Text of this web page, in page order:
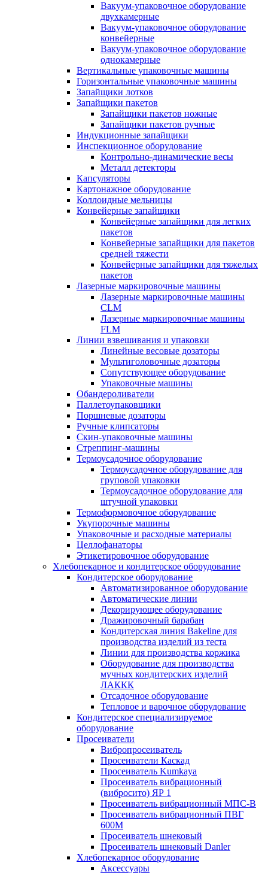
Вакуум-упаковочное оборудование
двухкамерные
Вакуум-упаковочное оборудование
конвейерные
Вакуум-упаковочное оборудование
однокамерные
Вертикальные упаковочные машины
Горизонтальные упаковочные машины
Запайщики лотков
Запайщики пакетов
Запайщики пакетов ножные
Запайщики пакетов ручные
Индукционные запайщики
Инспекционное оборудование
Контрольно-динамические весы
Металл детекторы
Капсуляторы
Картонажное оборудование
Коллоидные мельницы
Конвейерные запайщики
Конвейерные запайщики для легких
пакетов
Конвейерные запайщики для пакетов
средней тяжести
Конвейерные запайщики для тяжелых
пакетов
Лазерные маркировочные машины
Лазерные маркировочные машины
CLM
Лазерные маркировочные машины
FLM
Линии взвешивания и упаковки
Линейные весовые дозаторы
Мультиголовочные дозаторы
Сопутствующее оборудование
Упаковочные машины
Обандероливатели
Паллетоупаковщики
Поршневые дозаторы
Ручные клипсаторы
Скин-упаковочные машины
Стреппинг-машины
Термоусадочное оборудование
Термоусадочное оборудование для
груповой упаковки
Термоусадочное оборудование для
штучной упаковки
Термоформовочное оборудование
Укупорочные машины
Упаковочные и расходные материалы
Целлофанаторы
Этикетировочное оборудование
Хлебопекарное и кондитерское оборудование
Кондитерское оборудование
Автоматизированное оборудование
Автоматические линии
Декорирующее оборудование
Дражировочный барабан
Кондитерская линия Bakeline для
производства изделий из теста
Линии для производства коржика
Оборудование для производства
мучных кондитерских изделий
ЛАККК
Отсадочное оборудование
Тепловое и варочное оборудование
Кондитерское специализируемое
оборудование
Просеиватели
Вибропросеиватель
Просеиватели Каскад
Просеиватель Kumkaya
Просеиватель вибрационный
(вибросито) ЯР 1
Просеиватель вибрационный МПС-В
Просеиватель вибрационный ПВГ
600М
Просеиватель шнековый
Просеиватель шнековый Danler
Хлебопекарное оборудование
Аксессуары